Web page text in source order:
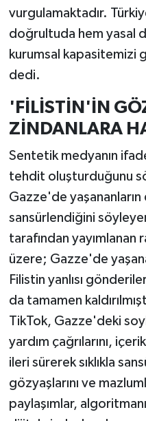
vurgulamaktadır.
doğrultuda hem yasal
kurumsal kapasitemizi
dedi.
'FİLİSTİN'İN
ZİNDANLARA
Sentetik medyanın
tehdit oluşturduğunu
Gazze'de
sansürlendiğini
tarafından
üzere; Gazze'de
Filistin yanlısı
da tamamen
TikTok, Gazze'deki
yardım çağrılarını,
ileri sürerek sıklıkla
gözyaşlarını ve
paylaşımlar,